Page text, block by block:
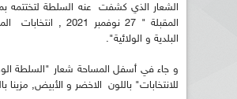
الشعار الذي كشفت عنه السلطة لتختتمه
المقبلة " 27 نوفمبر 2021 ,
البلدية و الولائية".
و جاء في أسفل المساحة شعار "السلطة
للانتخابات" باللون الاخضر و الأبيض, مزينا